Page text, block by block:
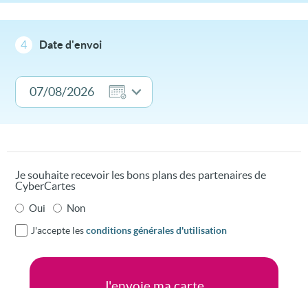
4 Date d'envoi
Je souhaite recevoir les bons plans des partenaires de
CyberCartes
Oui Non
J'accepte lesconditions générales d'utilisation